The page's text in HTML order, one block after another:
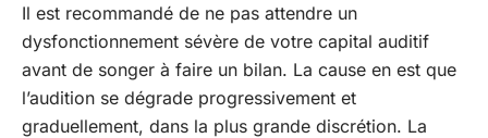
Il est recommandé de ne pas attendre un
dysfonctionnement sévère de votre capital auditif
avant de songer à faire un bilan. La cause en est que
l’audition se dégrade progressivement et
graduellement, dans la plus grande discrétion. La